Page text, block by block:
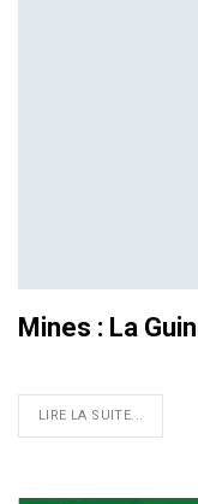
Mines : La
LIRE LA SUITE...